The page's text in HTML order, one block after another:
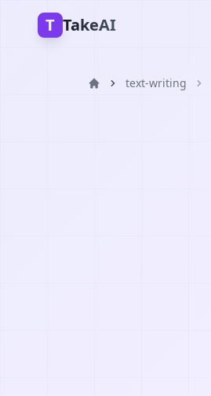
T TakeAI
text-writing